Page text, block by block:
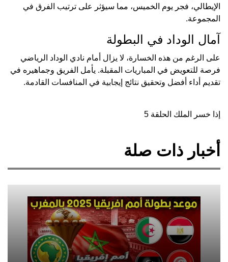
الإيطالي، فجر يوم الخميس، مما سيؤثر على ترتيب الفرق في
المجموعة.
آمال الوداد في البطولة
على الرغم من هذه الخسارة، لا يزال أمام نادي الوداد الرياضي
فرصة للتعويض في المباريات المقبلة. يأمل الفريق وجماهيره في
تقديم أداء أفضل وتحقيق نتائج إيجابية في المنافسات القادمة.
إذا خسر الملك الحلقة 5
أخبار ذات صلة